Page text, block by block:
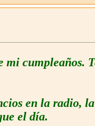
cumpleaños.
en la radio,
el día.